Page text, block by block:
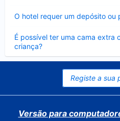
O hotel requer um depósito ou
fechado
É possível ter uma cama extra
criança?
Elemento
fechado
Registe a sua
Versão para